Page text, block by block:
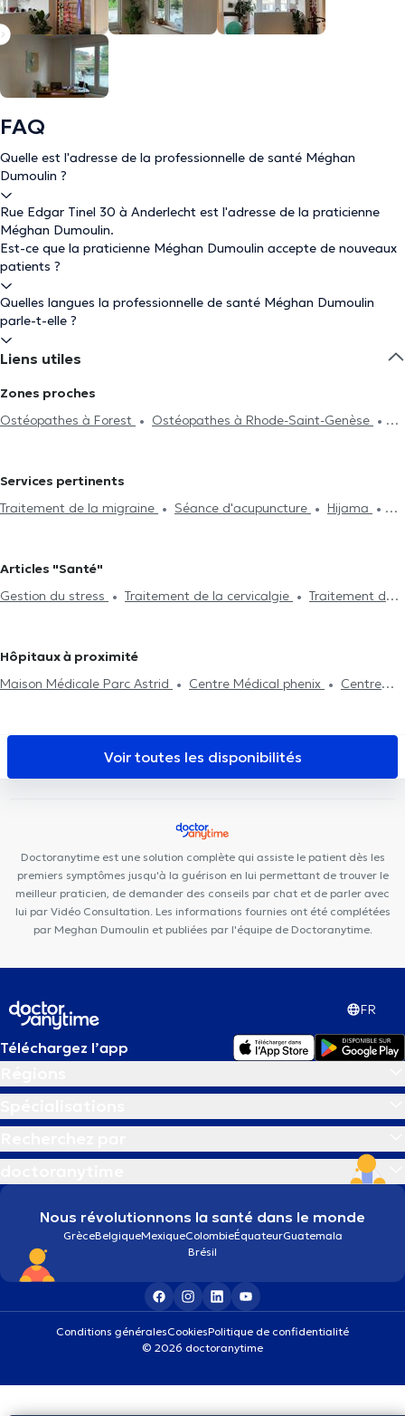
FAQ
Quelle est l'adresse de la professionnelle de santé Méghan
Dumoulin ?
Rue Edgar Tinel 30 à Anderlecht est l'adresse de la praticienne
Méghan Dumoulin.
Est-ce que la praticienne Méghan Dumoulin accepte de nouveaux
patients ?
Quelles langues la professionnelle de santé Méghan Dumoulin
parle-t-elle ?
Liens utiles
Zones proches
Ostéopathes à Forest
Ostéopathes à Rhode-Saint-Genèse
Gilles
Ostéopathes à Bruxelles
Ostéopathes à Koekelberg
Ostéopathes à Ixelles
Ostéopathes à Groot-Bijgaarden
Laeken
Ostéopathes à Zellik
Ostéopathes à Schaerbeek
Services pertinents
Traitement de la migraine
Séance d'acupuncture
Hijama
lumbagos
Visite à domicile
Traitement des blessures sportives
Problèmes de mâchoire
Douleurs Costales
Examen d'aptitude professionnelle
Articles "Santé"
Gestion du stress
Traitement de la cervicalgie
Traitement de
Hôpitaux à proximité
Maison Médicale Parc Astrid
Centre Médical phenix
Centre
Dentisterie Anderlecht
Centre de santé de la Vaillance
Dentaire Veeweyde
Centre Dentaire Vaillance
Centre Médical
WestDent Medical Center
Dental Family Anderlecht Clinique du Prince
Centre
Médical Les Jasmins
Voir toutes les disponibilités
Doctoranytime est une solution complète qui assiste le patient dès les
premiers symptômes jusqu'à la guérison en lui permettant de trouver le
meilleur praticien, de demander des conseils par chat et de parler avec
lui par Vidéo Consultation. Les informations fournies ont été complétées
par Meghan Dumoulin et publiées par l'équipe de Doctoranytime.
FR
Téléchargez l’app
Nous révolutionnons la santé dans le monde
GrèceBelgiqueMexiqueColombieÉquateurGuatemala
Brésil
Conditions généralesCookiesPolitique de confidentialité
© 2026 doctoranytime